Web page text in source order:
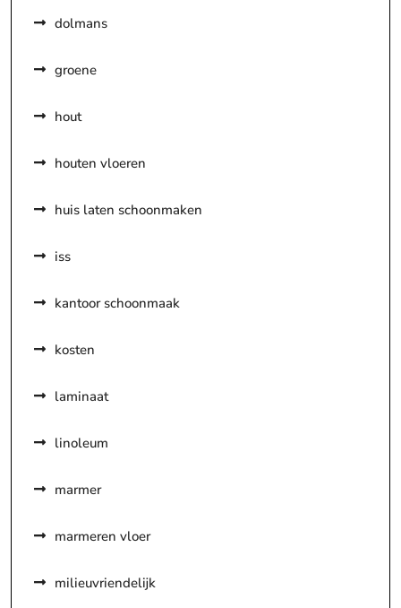
dolmans
groene
hout
houten vloeren
huis laten schoonmaken
iss
kantoor schoonmaak
kosten
laminaat
linoleum
marmer
marmeren vloer
milieuvriendelijk